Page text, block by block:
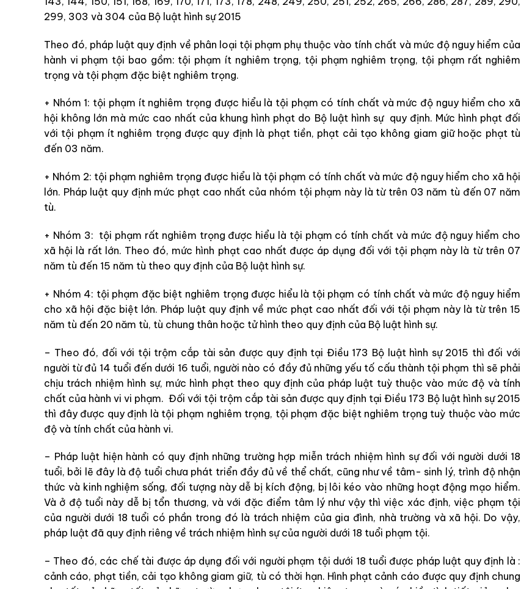
299, 303 và 304 của Bộ luật hình sự 2015
Theo đó, pháp luật quy định về phân loại tội phạm phụ thuộc vào tính chất và mức độ nguy hiểm của
hành vi phạm tội bao gồm: tội phạm ít nghiêm trọng, tội phạm nghiêm trọng, tội phạm rất nghiêm
trọng và tội phạm đặc biệt nghiêm trọng.
+ Nhóm 1: tội phạm ít nghiêm trọng được hiểu là tội phạm có tính chất và mức độ nguy hiểm cho xã
hội không lớn mà mức cao nhất của khung hình phạt do Bộ luật hình sự quy định. Mức hình phạt đối
với tội phạm ít nghiêm trọng được quy định là phạt tiền, phạt cải tạo không giam giữ hoặc phạt tù
đến 03 năm.
+ Nhóm 2: tội phạm nghiêm trọng được hiểu là tội phạm có tính chất và mức độ nguy hiểm cho xã hội
lớn. Pháp luật quy định mức phạt cao nhất của nhóm tội phạm này là từ trên 03 năm tù đến 07 năm
tù.
+ Nhóm 3: tội phạm rất nghiêm trọng được hiểu là tội phạm có tính chất và mức độ nguy hiểm cho
xã hội là rất lớn. Theo đó, mức hình phạt cao nhất được áp dụng đối với tội phạm này là từ trên 07
năm tù đến 15 năm tù theo quy định của Bộ luật hình sự.
+ Nhóm 4: tội phạm đặc biệt nghiêm trọng được hiểu là tội phạm có tính chất và mức độ nguy hiểm
cho xã hội đặc biệt lớn. Pháp luật quy định về mức phạt cao nhất đối với tội phạm này là từ trên 15
năm tù đến 20 năm tù, tù chung thân hoặc tử hình theo quy định của Bộ luật hình sự.
– Theo đó, đối với tội trộm cắp tài sản được quy định tại Điều 173 Bộ luật hình sự 2015 thì đối với
người từ đủ 14 tuổi đến dưới 16 tuổi, người nào có đầy đủ những yếu tố cấu thành tội phạm thì sẽ phải
chịu trách nhiệm hình sự, mức hình phạt theo quy định của pháp luật tuỳ thuộc vào mức độ và tính
chất của hành vi vi phạm. Đối với tội trộm cắp tài sản được quy định tại Điều 173 Bộ luật hình sự 2015
thì đây được quy định là tội phạm nghiêm trọng, tội phạm đặc biệt nghiêm trọng tuỳ thuộc vào mức
độ và tính chất của hành vi.
– Pháp luật hiện hành có quy định những trường hợp miễn trách nhiệm hình sự đối với người dưới 18
tuổi, bởi lẽ đây là độ tuổi chưa phát triển đầy đủ về thể chất, cũng như về tâm- sinh lý, trình độ nhận
thức và kinh nghiệm sống, đối tượng này dễ bị kích động, bị lôi kéo vào những hoạt động mạo hiểm.
Và ở độ tuổi này dễ bị tổn thương, và với đặc điểm tâm lý như vậy thì việc xác định, việc phạm tội
của người dưới 18 tuổi có phần trong đó là trách nhiệm của gia đình, nhà trường và xã hội. Do vậy,
pháp luật đã quy định riêng về trách nhiệm hình sự của người dưới 18 tuổi phạm tội.
– Theo đó, các chế tài được áp dụng đối với người phạm tội dưới 18 tuổi được pháp luật quy định là :
cảnh cáo, phạt tiền, cải tạo không giam giữ, tù có thời hạn. Hình phạt cảnh cáo được quy định chung